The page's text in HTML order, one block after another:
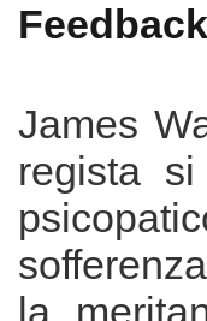
James
regista
la